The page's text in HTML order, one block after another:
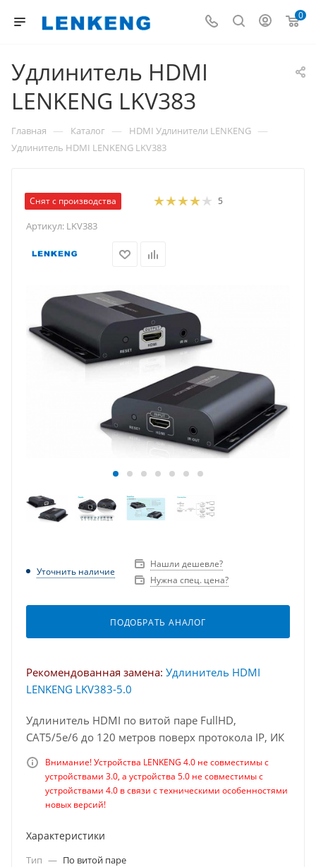
0
Удлинитель HDMI
LENKENG LKV383
Главная — Каталог — HDMI Удлинители LENKENG —
Удлинитель HDMI LENKENG LKV383
Снят с производства 5
Артикул: LKV383
Уточнить наличие
Нашли дешевле?
Нужна спец. цена?
ПОДОБРАТЬ АНАЛОГ
Рекомендованная замена: Удлинитель HDMI
LENKENG LKV383-5.0
Удлинитель HDMI по витой паре FullHD,
CAT5/5e/6 до 120 метров поверх протокола IP, ИК
Внимание! Устройства LENKENG 4.0 не совместимы с
устройствами 3.0, а устройства 5.0 не совместимы с
устройствами 4.0 в связи с техническими особенностями
новых версий!
Характеристики
Тип — По витой паре